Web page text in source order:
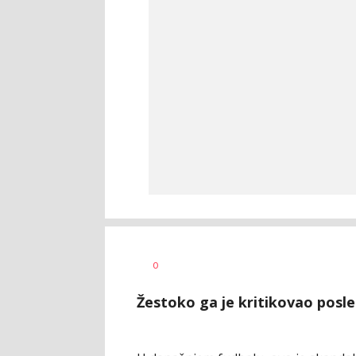
AUTOR
0
Žestoko ga je kritikovao posle